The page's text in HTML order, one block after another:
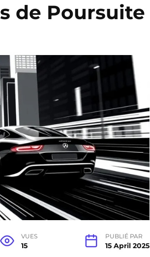
de Poursuite
VUES
15
PUBLIÉ PAR
15 April 2025